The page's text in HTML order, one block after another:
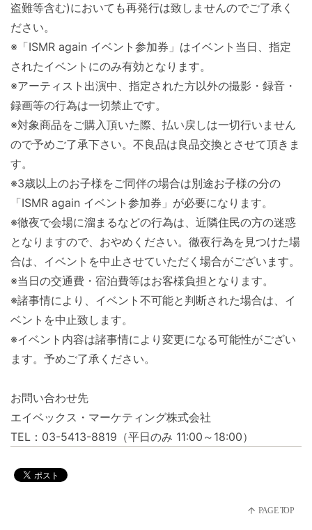
盗難等含む)においても再発行は致しませんのでご了承く
ださい。
※「ISMR again イベント参加券」はイベント当日、 指定
されたイベントにのみ有効となります。
※アーティスト出演中、指定された方以外の撮影・録音・
録画等の行為は一切禁止です。
※対象商品をご購入頂いた際、 払い戻しは一切行いません
ので予めご了承下さい。 不良品は良品交換とさせて頂きま
す。
※3歳以上のお子様をご同伴の場合は別途お子様の分の
「ISMR again イベント参加券」が必要になります。
※徹夜で会場に溜まるなどの行為は、 近隣住民の方の迷惑
となりますので、おやめください。 徹夜行為を見つけた場
合は、 イベントを中止させていただく場合がございます。
※当日の交通費・宿泊費等はお客様負担となります。
※諸事情により、イベント不可能と判断された場合は、 イ
ベントを中止致します。
※イベント内容は諸事情により変更になる可能性がござい
ます。 予めご了承ください。
お問い合わせ先
エイベックス・マーケティング株式会社
TEL：03-5413-8819（平日のみ 11:00～18:00）